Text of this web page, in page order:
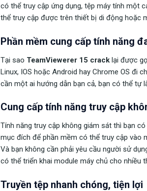
có thể truy cập ứng dụng, tệp máy tính một
thể truy cập được trên thiết bị di động hoặc
Phần mềm cung cấp tính năng
Tại sao TeamViewerer 15 crack lại được
Linux, IOS hoặc Android hay Chrome OS đi
cần một ai hướng dẫn bạn cả, bạn có thể tự
Cung cấp tính năng truy cập
Tính năng truy cập không giám sát thì bạn
mục đích để phần mềm có thể truy cập vào
Và bạn không cần phải yêu cầu người sử
có thể triển khai module máy chủ cho nhiều
Truyền tệp nhanh chóng, tiện lợi